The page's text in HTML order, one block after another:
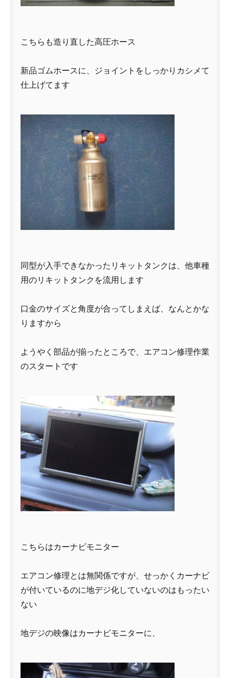
こちらも造り直した高圧ホース
新品ゴムホースに、ジョイントをしっかりカシメて
仕上げてます
同型が入手できなかったリキットタンクは、他車種
用のリキットタンクを流用します
口金のサイズと角度が合ってしまえば、なんとかな
りますから
ようやく部品が揃ったところで、エアコン修理作業
のスタートです
こちらはカーナビモニター
エアコン修理とは無関係ですが、せっかくカーナビ
が付いているのに地デジ化していないのはもったい
ない
地デジの映像はカーナビモニターに、